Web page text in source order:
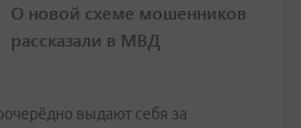
О новой схеме мошенников
рассказали в МВД
выдают себя за